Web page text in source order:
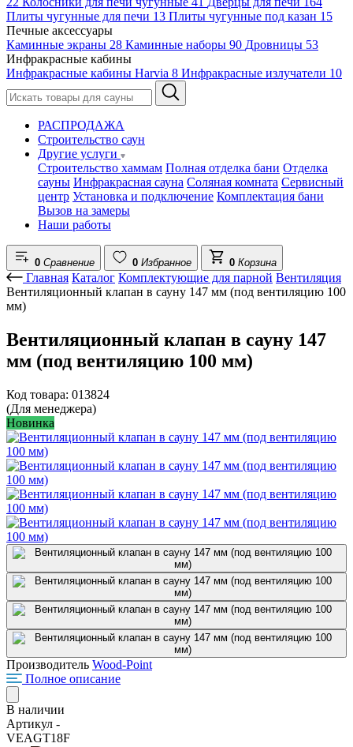
Плиты чугунные для печи 13 Плиты чугунные под казан 15
Печные аксессуары
Каминные экраны 28 Каминные наборы 90 Дровницы 53
Инфракрасные кабины
Инфракрасные кабины Harvia 8 Инфракрасные излучатели 10
РАСПРОДАЖА
Строительство саун
Другие услуги
Строительство хаммам Полная отделка бани Отделка
сауны Инфракрасная сауна Соляная комната Сервисный
центр Установка и подключение Комплектация бани
Вызов на замеры
Наши работы
0 Сравнение 0 Избранное 0 Корзина
Главная Каталог Комплектующие для парной Вентиляция
Вентиляционный клапан в сауну 147 мм (под вентиляцию 100
мм)
Вентиляционный клапан в сауну 147
мм (под вентиляцию 100 мм)
Код товара: 013824
(Для менеджера)
Новинка
Производитель Wood-Point
Полное описание
В наличии
Артикул -
VEAGT18F